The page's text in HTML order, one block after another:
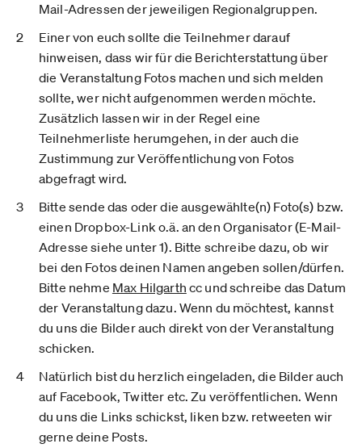
Mail-Adressen der jeweiligen Regionalgruppen.
Einer von euch sollte dieTeilnehmer darauf
hinweisen, dass wirfür die Berichterstattung über
die Veranstaltung Fotos machen und sich melden
sollte, wer nicht aufgenommen werden möchte.
Zusätzlich lassen wir in der Regel eine
Teilnehmerliste herumgehen, in der auch die
Zustimmung zur Veröffentlichung von Fotos
abgefragt wird.
Bitte sende das oder die ausgewählte(n) Foto(s) bzw.
einen Dropbox-Link o.ä. an den Organisator (E-Mail-
Adresse siehe unter 1). Bitte schreibe dazu, ob wir
bei den Fotos deinen Namen angeben sollen/dürfen.
Bitte nehme Max Hilgarth cc und schreibe das Datum
der Veranstaltung dazu. Wenn du möchtest, kannst
du uns die Bilder auch direkt von der Veranstaltung
schicken.
Natürlich bist du herzlich eingeladen, die Bilder auch
auf Facebook, Twitter etc. Zu veröffentlichen. Wenn
du uns die Links schickst, liken bzw. retweeten wir
gerne deine Posts.